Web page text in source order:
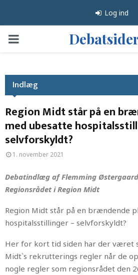
Log ind
PRIMARY
Indlæg
Region Midt står på en
med ubesatte
selvforskyldt?
1. november 2021
Debatindlæg af Flemming
Regionsrådet i Region Midt
Region Midt står på en brændende
hospitalsstillinger – selvforskyldt?
Her for kort tid siden har der været
Midt`s rekrutterings regler når de
nogle regler som regionsrådet den